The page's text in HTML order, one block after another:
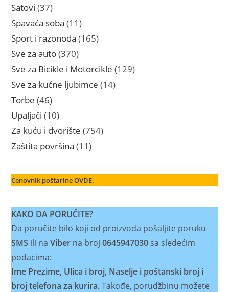
Satovi 3737
proizvoda
Spavaća soba 1111
proizvoda
Sport i razonoda 165165
Sve za auto 370370
proizvoda
Sve za Bicikle i Motorcikle 129129
Sve za kućne ljubimce 1414
Torbe 4646
proizvoda
Upaljači 1010
proizvoda
Za kuću i dvorište 754754
Zaštita površina 1111
Cenovnik poštarine OVDE.
KAKO DA PORUČITE?
Da poručite bilo koji od proizvoda pošaljite poruku
SMS ili naViber na broj0645947030sa sledećim
podacima:
Ime Prezime, Ulica i broj, Naselje i poštanski broj i
broj telefona za kurira.Takođe, porudžbinu možete